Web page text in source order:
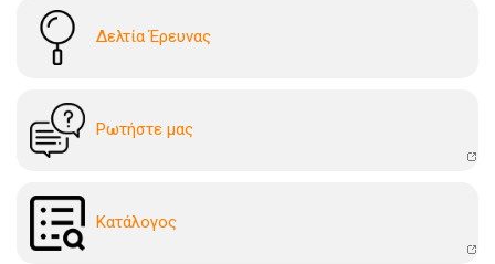
Δελτία Έρευνας
Ρωτήστε μας
Kατάλογoς